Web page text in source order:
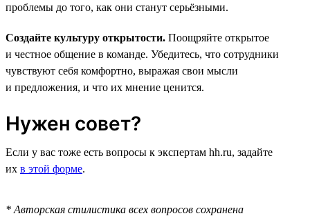
проблемы до того, как они станут серьёзными.
Создайте культуру открытости. Поощряйте открытое
и честное общение в команде. Убедитесь, что сотрудники
чувствуют себя комфортно, выражая свои мысли
и предложения, и что их мнение ценится.
Нужен совет?
Если у вас тоже есть вопросы к экспертам hh.ru, задайте
их в этой форме.
* Авторская стилистика всех вопросов сохранена